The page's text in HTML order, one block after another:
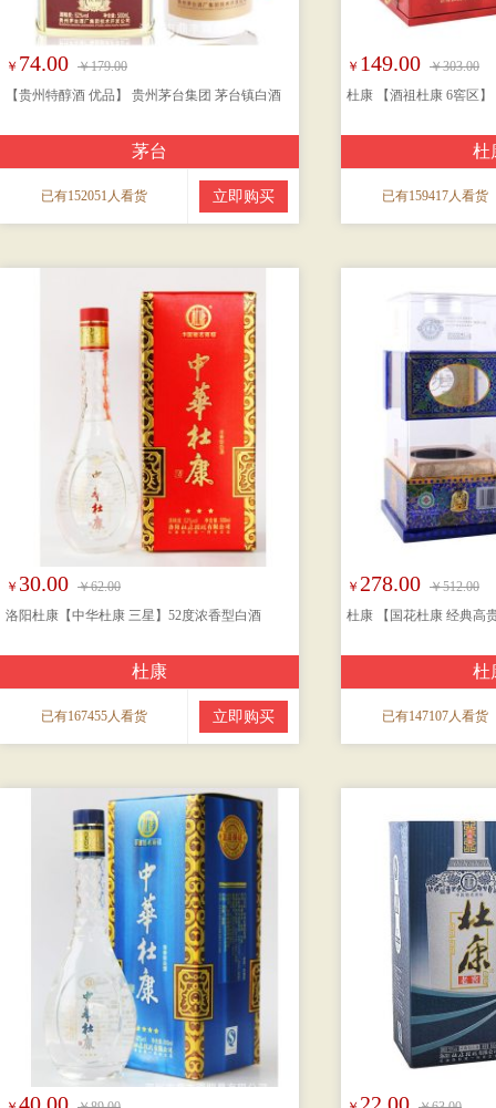
￥ 74.00 ￥179.00
【贵州特醇酒 优品】 贵州茅台集团 茅台镇白酒
茅台
已有152051人看货 立即购买
￥ 149.00 ￥303.00
杜康 【酒祖杜康 6窖区】
杜
已有159417人看货
￥ 30.00 ￥62.00
洛阳杜康【中华杜康 三星】52度浓香型白酒
杜康
已有167455人看货 立即购买
￥ 278.00 ￥512.00
杜康 【国花杜康 经典高
杜
已有147107人看货